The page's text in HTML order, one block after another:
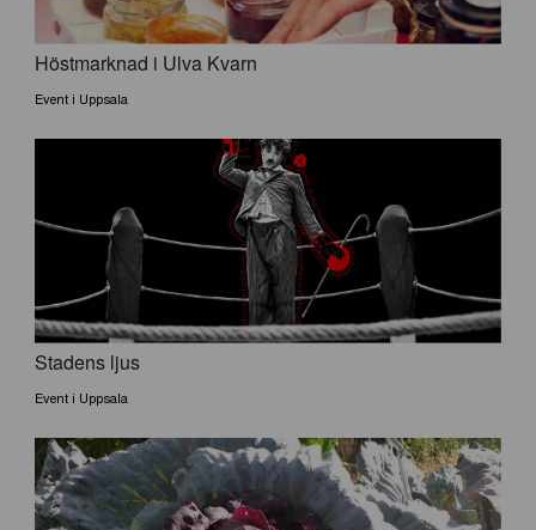
Höstmarknad i Ulva Kvarn
Event i Uppsala
Stadens ljus
Event i Uppsala